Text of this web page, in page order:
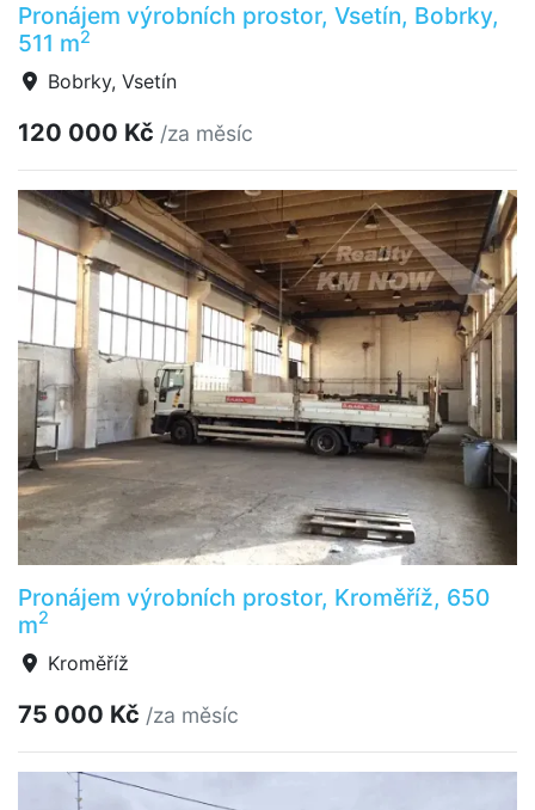
Pronájem výrobních prostor, Vsetín, Bobrky,
511 m2
Bobrky, Vsetín
120 000 Kč /za měsíc
Pronájem výrobních prostor, Kroměříž, 650
m2
Kroměříž
75 000 Kč /za měsíc